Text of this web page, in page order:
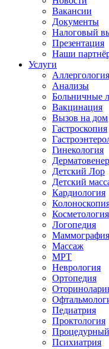
Вакансии
Документы
Налоговый
Презентация
Наши
Услуги
Аллергология
Анализы
Больничные
Вакцинация
Вызов на дом
Гастроскопия
Гинекология
Детский Лор
Детский
Кардиология
Косметология
Логопедия
Маммография
Массаж
МРТ
Неврология
Ортопедия
Педиатрия
Проктология
Психиатрия